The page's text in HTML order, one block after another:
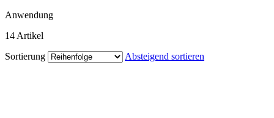
Anwendung
14 Artikel
Sortierung
Absteigend sortieren